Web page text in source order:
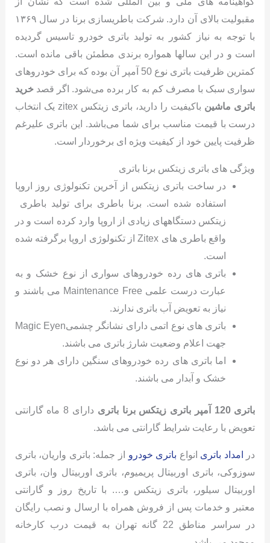
مقبولیت بالای آن دارد. شرکت باطریسازی برنا در سال ۱۳۶۹
با توجه به نیاز کشور به تولید باتری خودرو تاسیس گردیده
است و در این سالها همواره برندی مطمئن باقی مانده است.
کمترین ظرفیت باتری نوع 50 آمپر آن بوده که برای خودروهای
سواری سبک با مصرف کم به کار برده می‌شود. اگر قصدخرید
باتری ماشین
باکیفیت را دارید، باتری زیتکس zitex یک انتخاب
درست با قیمت مناسب برای شما می‌باشد. این باتری علیرغم
ظرفیت پایین خود از کیفیت ویژه ای برخوردار است.
ویژگی های باتری زیتکس برنا باتری
در ساخت باتری زیتکس از آخرین تکنولوژی روز اروپا
استفاده شده است. برنا باطری برای تولید باطری
زیتکس دستگاههای زیادی از اروپا وارد کرده است و در
واقع باطری های Zitex از تکنولوژی اروپا برگرفته شده
است.
باتری های رده خودروهای سواری از نوع خشک و به
عبارت درست علمی Maintenance Free می باشند و
نیاز به تعویض آب باتری ندارند.
باتری های نوع اتمی دارای نشانگر چشمیMagic Eyen
جهت اعلام وضعیت شارژ باتری می باشند.
اما باتری های رده خودروهای سنگین دارای هر دو نوع
خشک و آبدار می باشند.
باتری 120 آمپر باتری زیتکس برنا باتری
دارای 8 ماه گارانتی
تعویض با رعایت شرایط گارانتی می باشد.
در امداد باتری انواع باتری خودرو از جمله: باتری واریان، باتری
سوزوکی، باتری اوربیتال پریمیوم، باتری اوربیتال وان، باتری
اوربیتال سیلور، باتری زیتکس و…. با تاریخ روز و گارانتی
معتبر و خدمات پس از فروش همراه با ارسال و نصب رایگان
در سراسر مناطق 22 گانه تهران به قیمت درب کارخانه